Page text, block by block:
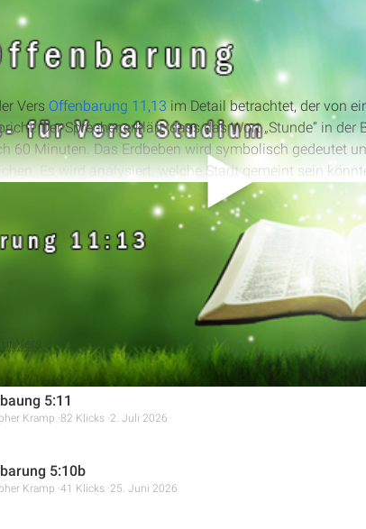
2012
Vers Offenbarung 11,13 im Detail betrachtet, der von
Der Sprecher erklärt, dass das Wort „Stunde“ in
60 Minuten. Das Erdbeben wird symbolisch gedeutet
Es wird analysiert, welche Stadt gemeint sein
Erdbeben verstanden werden kann, das die Folgen
alles anzeigen
Vers
5:11
Kramp 82 Klicks 2. Juli 2026
5:10b
Kramp 41 Klicks 25. Juni 2026